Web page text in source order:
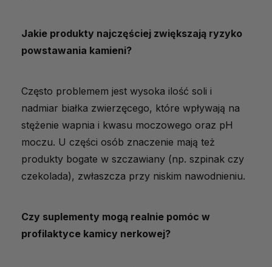
Jakie produkty najczęściej zwiększają ryzyko
powstawania kamieni?
Często problemem jest wysoka ilość soli i
nadmiar białka zwierzęcego, które wpływają na
stężenie wapnia i kwasu moczowego oraz pH
moczu. U części osób znaczenie mają też
produkty bogate w szczawiany (np. szpinak czy
czekolada), zwłaszcza przy niskim nawodnieniu.
Czy suplementy mogą realnie pomóc w
profilaktyce kamicy nerkowej?